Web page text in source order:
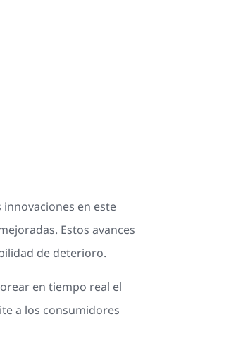
en este
Estos avances
de deterioro.
en tiempo real el
a los consumidores